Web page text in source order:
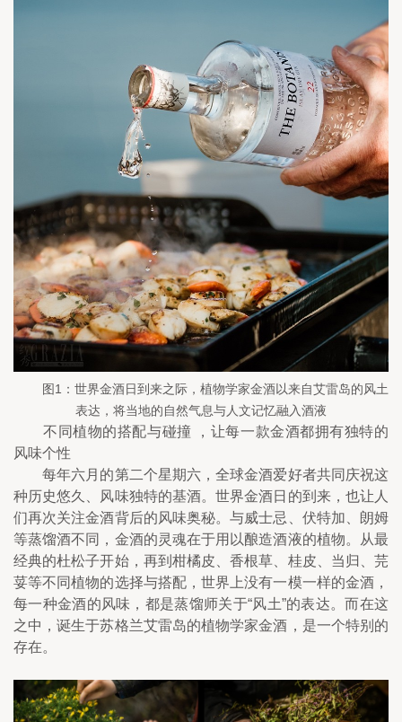
图1：世界金酒日到来之际，植物学家金酒以来自艾雷岛的风土
表达，将当地的自然气息与人文记忆融入酒液
不同植物的搭配与碰撞 ，让每一款金酒都拥有独特的
风味个性
每年六月的第二个星期六，全球金酒爱好者共同庆祝这
种历史悠久、风味独特的基酒。世界金酒日的到来，也让人
们再次关注金酒背后的风味奥秘。与威士忌、伏特加、朗姆
等蒸馏酒不同，金酒的灵魂在于用以酿造酒液的植物。从最
经典的杜松子开始，再到柑橘皮、香根草、桂皮、当归、芫
荽等不同植物的选择与搭配，世界上没有一模一样的金酒，
每一种金酒的风味，都是蒸馏师关于“风土”的表达。而在这
之中，诞生于苏格兰艾雷岛的植物学家金酒，是一个特别的
存在。